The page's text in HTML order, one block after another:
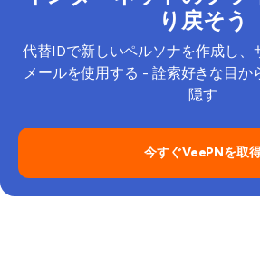
匿名メールを本物にリンク
個人アドレスに匿名メールを
仮のメールアドレスを使用
実際のメールアドレスを非
ェブサイトやオンラインサ
り戻そう
代替IDで新しいペルソナを作成し、
メールを使用する - 詮索好きな目か
隠す
今すぐVeePNを取